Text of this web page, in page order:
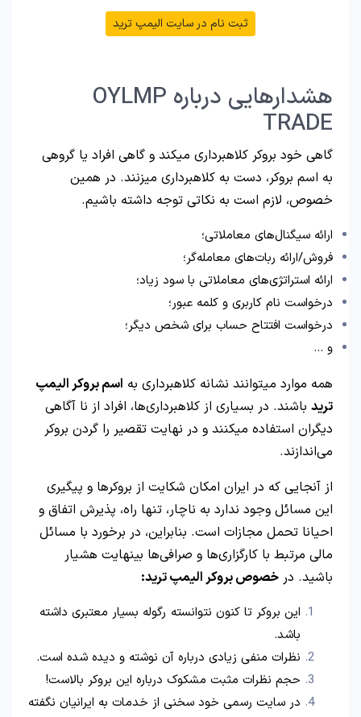
ثبت نام در سایت الیمپ ترید
هشدارهایی درباره OYLMP
TRADE
گاهی خود بروکر کلاهبرداری میکند و گاهی افراد یا گروهی
به اسم بروکر، دست به کلاهبرداری میزنند. در همین
خصوص، لازم است به نکاتی توجه داشته باشیم.
ارائه سیگنال‌های معاملاتی؛
فروش/ارائه ربات‌های معامله‌گر؛
ارائه استراتژی‌های معاملاتی با سود زیاد؛
درخواست نام کاربری و کلمه عبور؛
درخواست افتتاح حساب برای شخص دیگر؛
و …
همه موارد میتوانند نشانه کلاهبرداری به اسم بروکر الیمپ
ترید باشند. در بسیاری از کلاهبرداری‌ها، افراد از نا آگاهی
دیگران استفاده میکنند و در نهایت تقصیر را گردن بروکر
می‌اندازند.
از آنجایی که در ایران امکان شکایت از بروکرها و پیگیری
این مسائل وجود ندارد به ناچار، تنها راه، پذیرش اتفاق و
احیانا تحمل مجازات است. بنابراین، در برخورد با مسائل
مالی مرتبط با کارگزاری‌ها و صرافی‌ها بینهایت هشیار
باشید. در خصوص بروکر الیمپ ترید:
این بروکر تا کنون نتوانسته رگوله بسیار معتبری داشته
باشد.
نظرات منفی زیادی درباره آن نوشته و دیده شده است.
حجم نظرات مثبت مشکوک درباره این بروکر بالاست!
در سایت رسمی خود سخنی از خدمات به ایرانیان نگفته